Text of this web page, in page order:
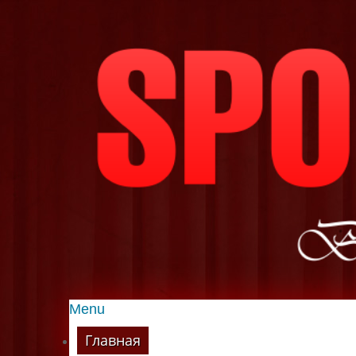
Menu
Главная